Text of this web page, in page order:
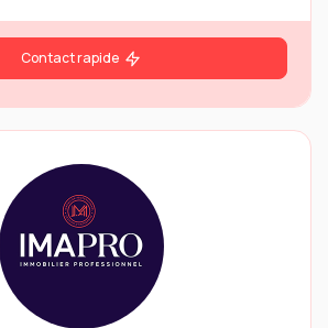
Contact rapide